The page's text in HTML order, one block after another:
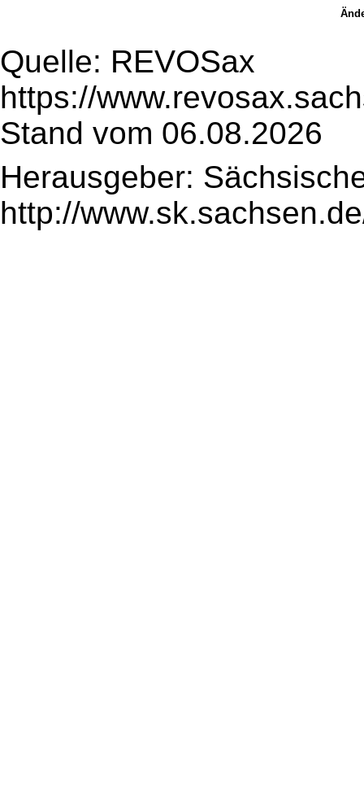
Quelle: REVOSax
https://
Stand vom 06.08.2026
Herausgeber:
http://